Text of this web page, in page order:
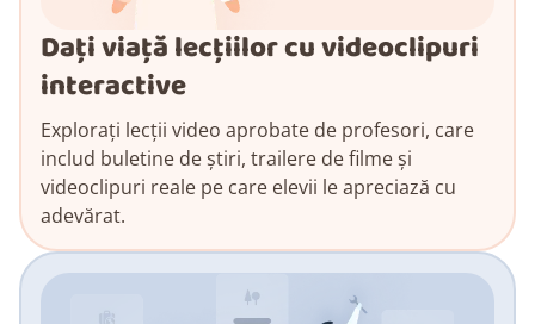
Dați viață lecțiilor cu videoclipuri
interactive
Explorați lecții video aprobate de profesori, care
includ buletine de știri, trailere de filme și
videoclipuri reale pe care elevii le apreciază cu
adevărat.